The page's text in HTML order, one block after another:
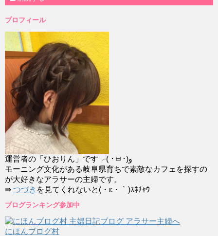
プロフィール
運営者の「ひおりん」です╭( ･ㅂ･)و
モーニング文化がある岐阜県育ちで素敵なカフェを探すの
が大好きなアラサーの主婦です。
⇛ つづき を見てくれないと(・ε・｀)ｽﾈﾁｬｳ
ブログランキング参加中
にほんブログ村